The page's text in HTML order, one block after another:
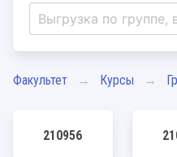
Факультет Курсы
210956